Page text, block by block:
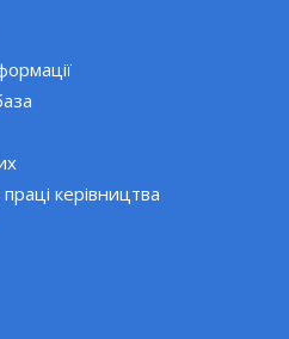
керівництва